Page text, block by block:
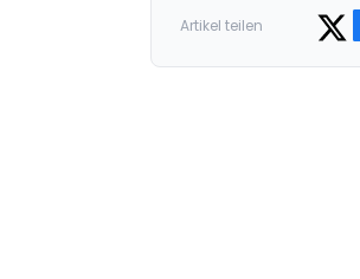
Artikel teilen